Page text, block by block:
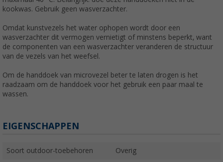
kookwas. Gebruik geen wasverzachter.
Omdat kunstvezels het water ophopen wordt door een
wasverzachter dit vermogen vernietigt of minstens beperkt, want
de componenten van een wasverzachter veranderen de structuur
van de vezels van het weefsel.
Om de handdoek van microvezel beter te laten drogen is het
raadzaam om de handdoek voor het gebruik een paar maal te
wassen.
EIGENSCHAPPEN
Soort outdoor-toebehoren Overig